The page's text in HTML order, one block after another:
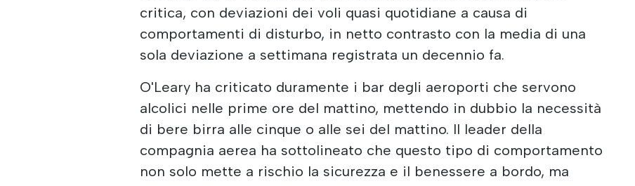
critica, con deviazioni dei voli quasi quotidiane a causa di
comportamenti di disturbo, in netto contrasto con la media di una
sola deviazione a settimana registrata un decennio fa.
O'Leary ha criticato duramente i bar degli aeroporti che servono
alcolici nelle prime ore del mattino, mettendo in dubbio la necessità
di bere birra alle cinque o alle sei del mattino. Il leader della
compagnia aerea ha sottolineato che questo tipo di comportamento
non solo mette a rischio la sicurezza e il benessere a bordo, ma